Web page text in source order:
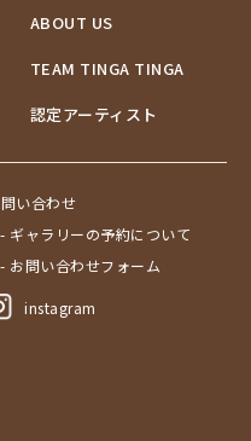
ABOUT US
TEAM TINGA TINGA
認定アーティスト
い合わせ
- ギャラリーの予約について
- お問い合わせフォーム
instagram